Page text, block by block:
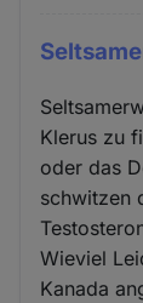
Klerus zu
oder das
schwitzen
Wieviel
Kanada